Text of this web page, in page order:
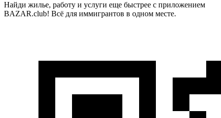
Найди жилье, работу и услуги еще быстрее с приложением
BAZAR.club! Всё для иммигрантов в одном месте.